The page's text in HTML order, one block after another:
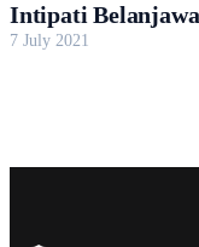
Intipati
7 July 2021